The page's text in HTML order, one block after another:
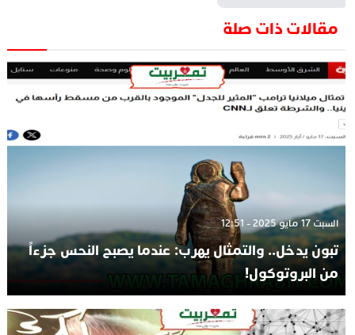
مقالات ذات صلة
السبت 17 مايو 2025 - 12:51
تبون يدخل.. والتمثال يهرب: عندما يصبح النحس جزءاً
من البروتوكول!